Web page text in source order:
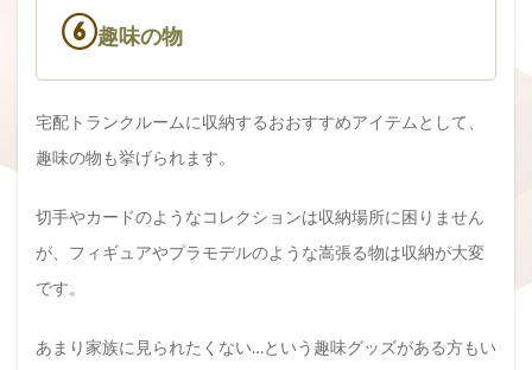
⑥趣味の物
宅配トランクルームに収納するおおすすめアイテムとして、
趣味の物も挙げられます。
切手やカードのようなコレクションは収納場所に困りません
が、フィギュアやプラモデルのような嵩張る物は収納が大変
です。
あまり家族に見られたくない…という趣味グッズがある方もい